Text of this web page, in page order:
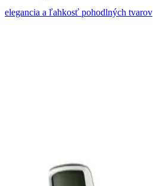
elegancia a ľahkosť pohodlných tvarov